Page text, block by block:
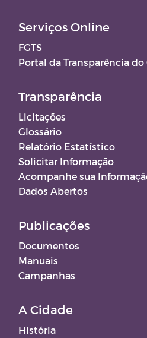
Serviços Online
FGTS
Portal da Transparência do
Transparência
Licitações
Glossário
Relatório Estatístico
Solicitar Informação
Acompanhe sua
Dados Abertos
Publicações
Documentos
Manuais
Campanhas
A Cidade
História